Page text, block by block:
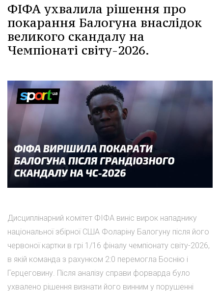
ФІФА ухвалила рішення про
покарання Балогуна внаслідок
великого скандалу на
Чемпіонаті світу-2026.
Дисциплінарний комітет ФІФА виніс вирок нападнику
національної збірної США Фоларіну Балогуну після його
червоної картки в грі 1/16 фіналу чемпіонату світу-2026,
в якій команда з рахунком 2:0 перемогла Боснію і
Герцеговину. Після аналізу справи форварда було
ухвалено рішення визнати його винним у порушенні